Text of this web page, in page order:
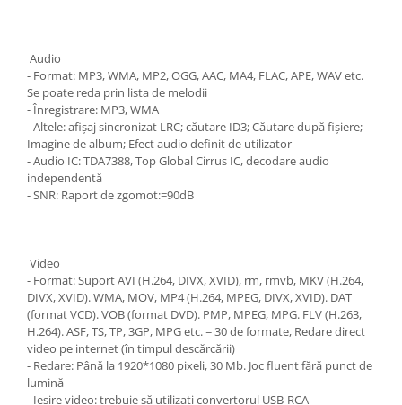
Audio
- Format: MP3, WMA, MP2, OGG, AAC, MA4, FLAC, APE, WAV etc.
Se poate reda prin lista de melodii
- Înregistrare: MP3, WMA
- Altele: afișaj sincronizat LRC; căutare ID3; Căutare după fișiere;
Imagine de album; Efect audio definit de utilizator
- Audio IC: TDA7388, Top Global Cirrus IC, decodare audio
independentă
- SNR: Raport de zgomot:=90dB
Video
- Format: Suport AVI (H.264, DIVX, XVID), rm, rmvb, MKV (H.264,
DIVX, XVID). WMA, MOV, MP4 (H.264, MPEG, DIVX, XVID). DAT
(format VCD). VOB (format DVD). PMP, MPEG, MPG. FLV (H.263,
H.264). ASF, TS, TP, 3GP, MPG etc. = 30 de formate, Redare direct
video pe internet (în timpul descărcării)
- Redare: Până la 1920*1080 pixeli, 30 Mb. Joc fluent fără punct de
lumină
- Ieșire video: trebuie să utilizați convertorul USB-RCA